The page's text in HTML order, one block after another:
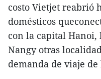
costo Vietjet reabrió
domésticos
con la capital Hanoi,
Nangy otras
demanda de viaje de